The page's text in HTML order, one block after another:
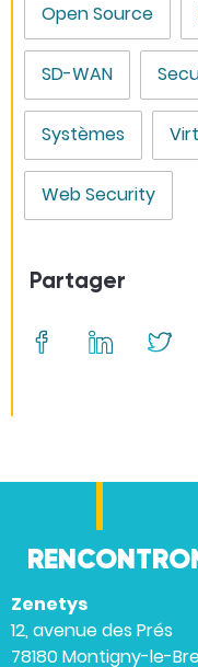
Open Source
SD-WAN
Systèmes
Web Security
Partager
Zenetys
12, avenue des Prés
78180 Montigny-le-